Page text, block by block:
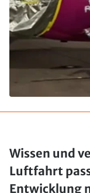
Wissen und
Luftfahrt
Entwicklung